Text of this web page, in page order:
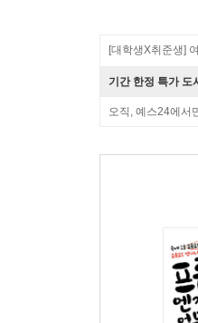
[대학생X취준생]
기간 한정 특가 도
오직, 예스24에서